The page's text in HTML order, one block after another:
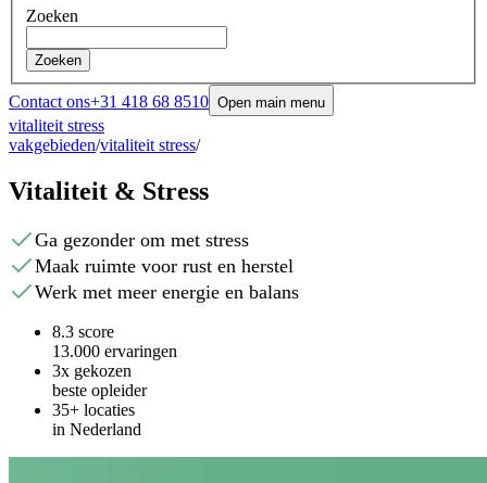
Zoeken
Zoeken
Contact ons+31 418 68 8510 Open main menu
vitaliteit stress
vakgebieden/vitaliteit stress/
Vitaliteit & Stress
Ga gezonder om met stress
Maak ruimte voor rust en herstel
Werk met meer energie en balans
8.3 score
13.000 ervaringen
3x gekozen
beste opleider
35+ locaties
in Nederland